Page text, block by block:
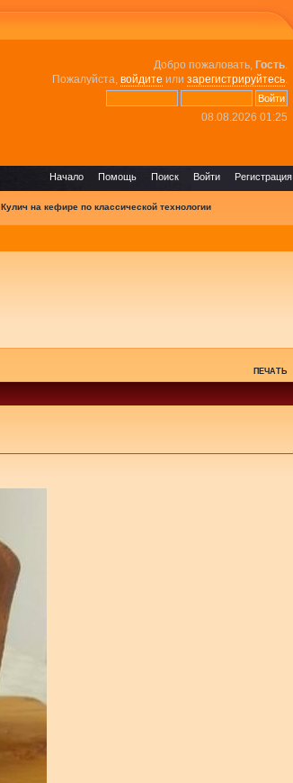
Добро пожаловать, Гость.
Пожалуйста, войдите или зарегистрируйтесь.
08.08.2026 01:25
Регистрация
Войти
Поиск
Помощь
Начало
Кулич на кефире по классической технологии
ПЕЧАТЬ